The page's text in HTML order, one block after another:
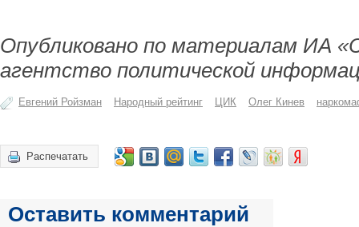
Опубликовано по материалам ИА
агентство политической
Евгений Ройзман Народный рейтинг ЦИК Олег Кинев
Распечатать
Оставить комментарий